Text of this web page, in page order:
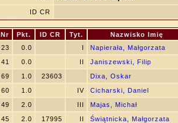
ID CR
Nr Pkt. ID CR Tyt.
Nazwisko Imię
23 0.0 I
Napierała, Małgorzata
41 0.0 II
Janiszewski, Filip
69 1.0 23603
Dixa, Oskar
60 1.0 IV
Cicharski, Daniel
49 2.0 III
Majas, Michał
45 2.0 17995 II
Świątnicka, Małgorzata